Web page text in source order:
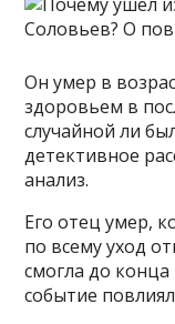
Он умер в
здоровьем в
случайной ли
детективное
анализ.
Его отец умер,
по всему уход
смогла до
событие